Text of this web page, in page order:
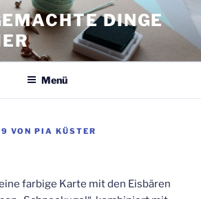
DINGE
Menü
VON PIA KÜSTER
farbige Karte mit den Eisbären